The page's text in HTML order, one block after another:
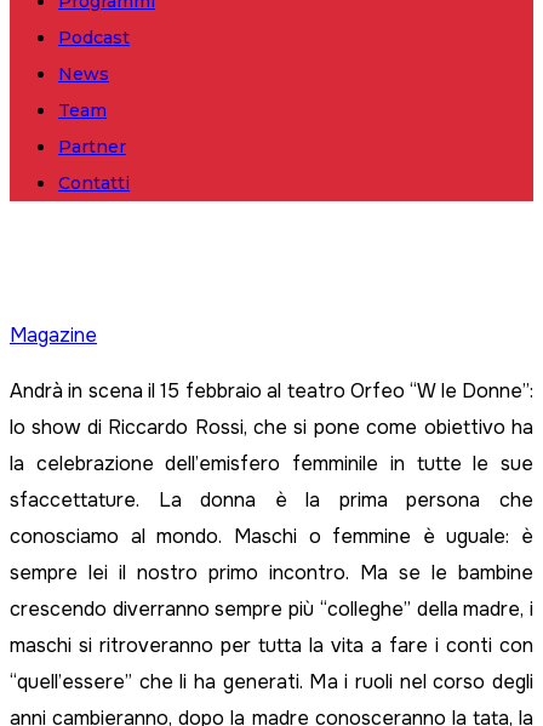
Podcast
News
Team
Partner
Contatti
Magazine
Andrà in scena il 15 febbraio al teatro Orfeo “W le Donne”:
lo show di Riccardo Rossi, che si pone come obiettivo ha
la celebrazione dell’emisfero femminile in tutte le sue
sfaccettature. La donna è la prima persona che
conosciamo al mondo. Maschi o femmine è uguale: è
sempre lei il nostro primo incontro. Ma se le bambine
crescendo diverranno sempre più “colleghe” della madre, i
maschi si ritroveranno per tutta la vita a fare i conti con
“quell’essere” che li ha generati. Ma i ruoli nel corso degli
anni cambieranno, dopo la madre conosceranno la tata, la